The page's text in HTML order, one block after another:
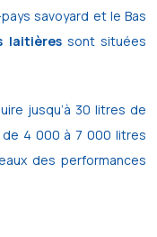
savoyard et le Bas
laitièressont situées
jusqu’à 30 litres de
de 4 000 à 7 000 litres
des performances